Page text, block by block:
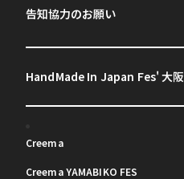
告知協力のお願い
HandMade In Japan Fes' 大阪
Creema
Creema YAMABIKO FES